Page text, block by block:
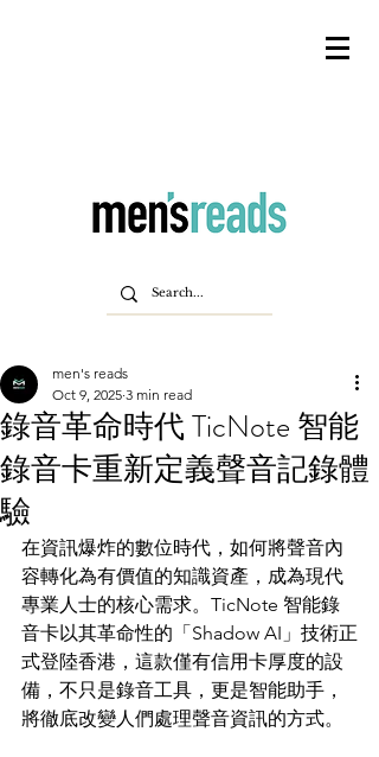
錄音革命時代 TicNote 智能
錄音卡重新定義聲音記錄體
驗
men's reads
Oct 9, 2025 3 min read
在資訊爆炸的數位時代，如何將聲音內
容轉化為有價值的知識資產，成為現代
專業人士的核心需求。TicNote 智能錄
音卡以其革命性的「Shadow AI」技術正
式登陸香港，這款僅有信用卡厚度的設
備，不只是錄音工具，更是智能助手，
將徹底改變人們處理聲音資訊的方式。